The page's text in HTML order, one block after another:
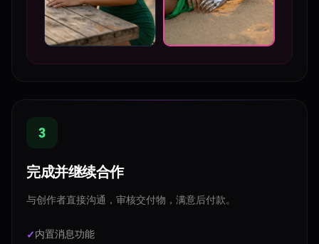
3
完成并继续合作
与创作者直接沟通，审核交付物，满意后付款。
内置消息功能